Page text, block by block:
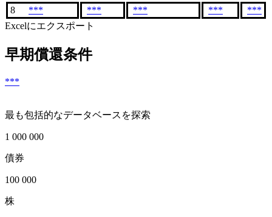
8
*** *** *** ***
***
Excelにエクスポート
早期償還条件
***
最も包括的なデータベースを探索
1 000 000
債券
100 000
株